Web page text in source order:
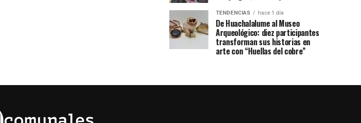
TENDENCIAS hace 1 día
De Huachalalume al Museo
Arqueológico: diez participantes
transforman sus historias en
arte con “Huellas del cobre”